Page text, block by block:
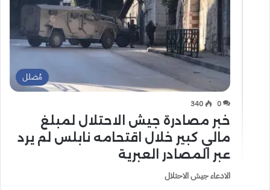
مُضلل
0
340
خبر مصادرة جيش الاحتلال لمبلغ
مالي كبير خلال اقتحامه نابلس لم يرد
عبر المصادر العبرية
الادعاء جيش الاحتلال